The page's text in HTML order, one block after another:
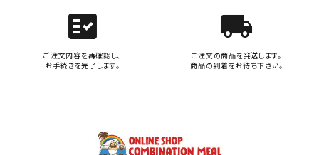
fact_check
ご注文内容を再確認し、
お手続きを完了します。
local_shipping
ご注文の商品を発送します。
商品の到着をお待ち下さい。